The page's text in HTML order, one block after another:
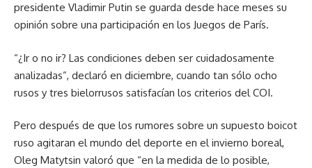
presidente Vladimir Putin se guarda desde hace meses su
opinión sobre una participación en los Juegos de París.
“¿Ir o no ir? Las condiciones deben ser cuidadosamente
analizadas”, declaró en diciembre, cuando tan sólo ocho
rusos y tres bielorrusos satisfacían los criterios del COI.
Pero después de que los rumores sobre un supuesto boicot
ruso agitaran el mundo del deporte en el invierno boreal,
Oleg Matytsin valoró que “en la medida de lo posible,